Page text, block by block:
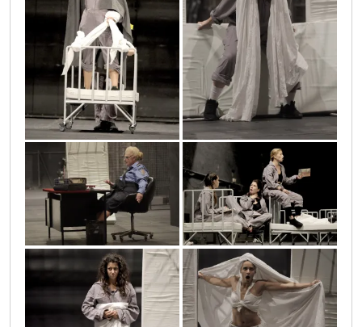
san_letnje_11 san_letnje_15
san_letnje_9 san_letnje_8
san_letnje_14 san_letnje_16